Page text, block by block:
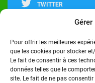
Pour offrir les meilleures
que les cookies pour stocker
Le fait de consentir à ces
données telles que le
site. Le fait de ne pas
TWITTER
INSTAGRAM